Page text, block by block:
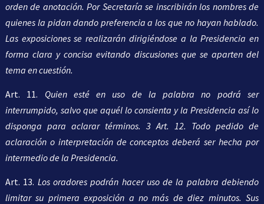
orden de anotación. Por Secretaría se inscribirán los nombres de
quienes la pidan dando preferencia a los que no hayan hablado.
Las exposiciones se realizarán dirigiéndose a la Presidencia en
forma clara y concisa evitando discusiones que se aparten del
tema en cuestión.
Art. 11. Quien esté en uso de la palabra no podrá ser
interrumpido, salvo que aquél lo consienta y la Presidencia así lo
disponga para aclarar términos. 3 Art. 12. Todo pedido de
aclaración o interpretación de conceptos deberá ser hecha por
intermedio de la Presidencia.
Art. 13. Los oradores podrán hacer uso de la palabra debiendo
limitar su primera exposición a no más de diez minutos. Sus